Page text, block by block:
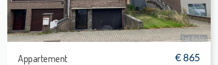
Appartement € 865